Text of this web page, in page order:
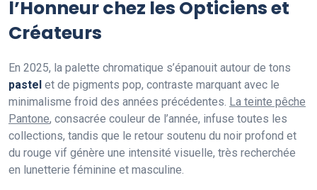
l’Honneur chez les Opticiens et
Créateurs
En 2025, la palette chromatique s’épanouit autour de tons
pastel et de pigments pop, contraste marquant avec le
minimalisme froid des années précédentes. La teinte pêche
Pantone, consacrée couleur de l’année, infuse toutes les
collections, tandis que le retour soutenu du noir profond et
du rouge vif génère une intensité visuelle, très recherchée
en lunetterie féminine et masculine.